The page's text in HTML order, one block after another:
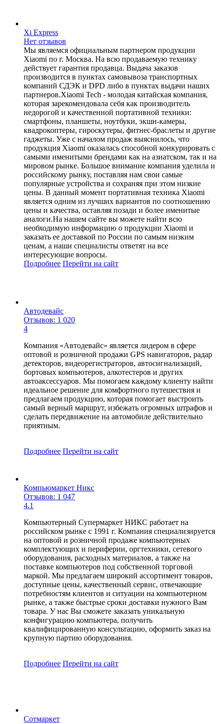
Xi Express
Нет отзывов
Мы являемся официальным партнером продукции
Xiaomi по г. Москва. На всю продаваемую технику
действует гарантия продавца. Выдача заказов
производится в пунктах самовывоза транспортных
компаний СДЭК и DPD либо в пунктах выдачи наших
партнеров.Xiaomi Tech - молодая китайская компания,
которая зарекомендовала себя как производитель
недорогой и качественной портативной техники:
смартфоны, планшеты, ноутбуки, экшн-камеры,
квадрокоптеры, гироскутеры, фитнес-браслеты и другие
гаджеты. Уже с началом продаж выяснилось, что
продукция Xiaomi оказалась способной конкурировать с
самыми именитыми брендами как на азиатском, так и на
мировом рынке. Большое внимание компания уделила и
российскому рынку, поставляя нам свои самые
популярные устройства и сохраняя при этом низкие
цены. В данный момент портативная техника Xiaomi
является одним из лучших вариантов по соотношению
цены и качества, оставляя позади и более именитые
аналоги.На нашем сайте вы можете найти всю
необходимую информацию о продукции Xiaomi и
заказать ее доставкой по России по самым низким
ценам, а наши специалисты ответят на все
интересующие вопросы.
Подробнее Перейти на сайт
Автодевайс
Отзывов: 1 020
4
Компания «Автодевайс» является лидером в сфере
оптовой и розничной продажи GPS навигаторов, радар
детекторов, видеорегистраторов, автосигнализаций,
бортовых компьютеров, алкотестеров и других
автоаксессуаров. Мы помогаем каждому клиенту найти
идеальное решение для комфортного путешествия и
предлагаем продукцию, которая помогает выстроить
самый верный маршрут, избежать огромных штрафов и
сделать передвижение на автомобиле действительно
приятным.
Подробнее Перейти на сайт
Компьюмаркет Никс
Отзывов: 1 047
4.1
Компьютерный Супермаркет НИКС работает на
российском рынке с 1991 г. Компания специализируется
на оптовой и розничной продаже компьютерных
комплектующих и периферии, оргтехники, сетевого
оборудования, расходных материалов, а также на
поставке компьютеров под собственной торговой
маркой. Мы предлагаем широкий ассортимент товаров,
доступные цены, качественный сервис, отвечающие
потребностям клиентов и ситуации на компьютерном
рынке, а также быстрые сроки доставки нужного Вам
товара. У нас Вы сможете заказать уникальную
конфигурацию компьютера, получить
квалифицированную консультацию, оформить заказ на
крупную партию оборудования.
Подробнее Перейти на сайт
Сотмаркет